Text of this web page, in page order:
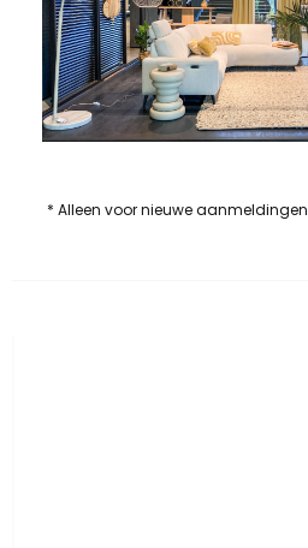
* Alleen voor nieuwe aanmeldingen